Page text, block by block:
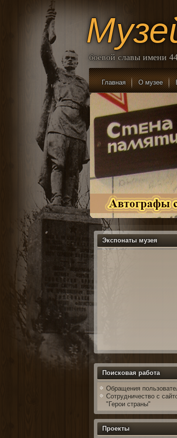
боевой славы имени
Главная О музее
Экспонаты музея
Поисковая работа
Обращения
Сотрудничество с
"Герои страны"
Проекты